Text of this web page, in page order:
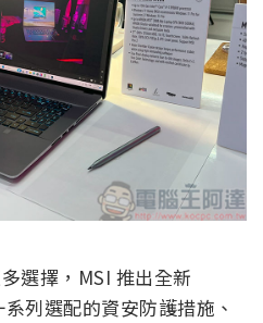
選擇，MSI 推出全新
列選配的資安防護措施、